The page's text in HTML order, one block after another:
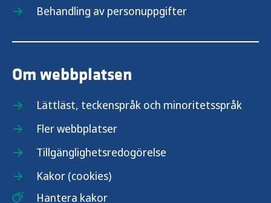
Behandling av personuppgifter
Om webbplatsen
Lättläst, teckenspråk och minoritetsspråk
Fler webbplatser
Tillgänglighetsredogörelse
Kakor (cookies)
Hantera kakor